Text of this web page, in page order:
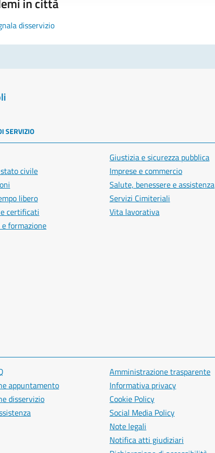
disservizio
SERVIZIO
civile
libero
certificati
e formazione
Giustizia e sicurezza pubblica
Imprese e commercio
Salute, benessere e assistenza
Servizi Cimiteriali
Vita lavorativa
appuntamento
disservizio
Amministrazione trasparente
Informativa privacy
Cookie Policy
Social Media Policy
Note legali
Notifica atti giudiziari